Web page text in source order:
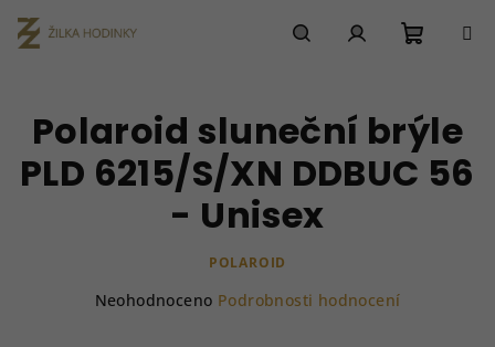
na
obsah
košík
Polaroid sluneční brýle
PLD 6215/S/XN DDBUC 56
- Unisex
POLAROID
Neohodnoceno Podrobnosti hodnocení